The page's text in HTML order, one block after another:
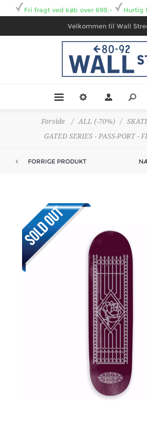
Fri fragt ved køb over 699,- Hurtig
Velkommen til Wall
Forside / ALL (-70%) /
GATED SERIES - PASS-PORT -
FORRIGE PRODUKT